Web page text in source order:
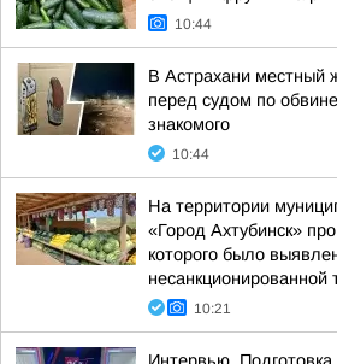
10:44
В Астрахани местный
перед судом по
знакомого
10:44
На территории
«Город Ахтубинск»
которого было
несанкционированной
10:21